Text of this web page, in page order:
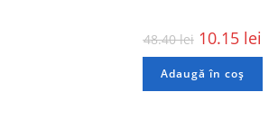
48.40lei 10.15 lei
Adaugă în coș